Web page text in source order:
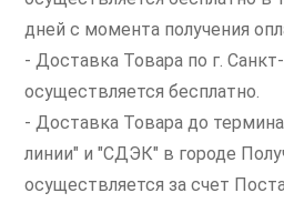
дней с момента получения
- Доставка Товара по г.
осуществляется бесплатно.
- Доставка Товара до
линии" и "СДЭК" в городе
осуществляется за счет